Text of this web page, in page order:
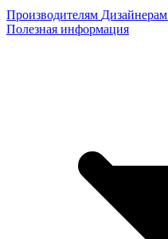
Производителям Дизайнерам
Полезная информация